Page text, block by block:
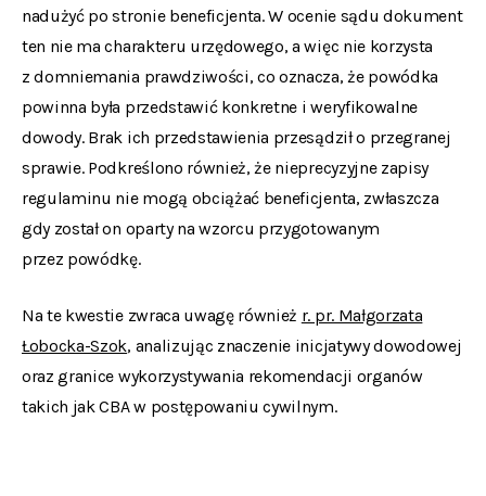
nadużyć po stronie beneficjenta. W ocenie sądu dokument
ten nie ma charakteru urzędowego, a więc nie korzysta
z domniemania prawdziwości, co oznacza, że powódka
powinna była przedstawić konkretne i weryfikowalne
dowody. Brak ich przedstawienia przesądził o przegranej
sprawie. Podkreślono również, że nieprecyzyjne zapisy
regulaminu nie mogą obciążać beneficjenta, zwłaszcza
gdy został on oparty na wzorcu przygotowanym
przez powódkę.
Na te kwestie zwraca uwagę również r. pr. Małgorzata
Łobocka-Szok, analizując znaczenie inicjatywy dowodowej
oraz granice wykorzystywania rekomendacji organów
takich jak CBA w postępowaniu cywilnym.